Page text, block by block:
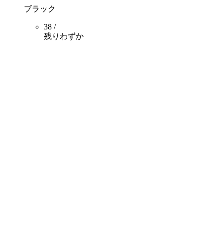
ブラック
38 /
残りわずか